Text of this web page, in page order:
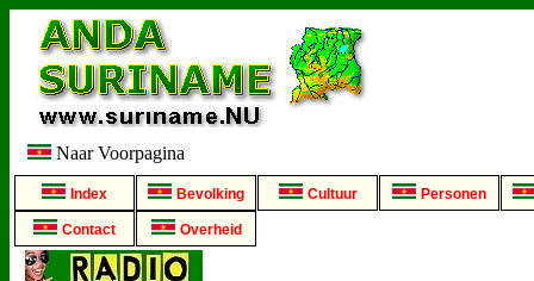
Naar Voorpagina
Index Bevolking Cultuur Personen
Contact Overheid